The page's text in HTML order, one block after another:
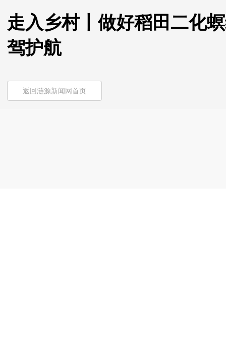
走入乡村丨做好稻田二化
驾护航
返回涟源新闻网首页